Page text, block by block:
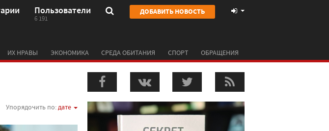
Пользователи
6 191
ДОБАВИТЬ НОВОСТЬ
ИХ НРАВЫ ЭКОНОМИКА СРЕДА ОБИТАНИЯ СПОРТ ОБРАЩЕНИЯ
Упорядочить по:дате